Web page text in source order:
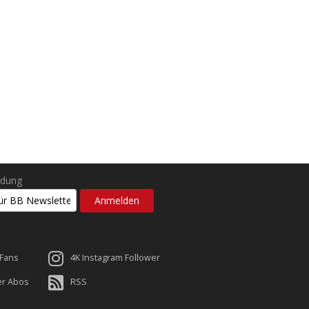
4K Instagram Follower
Abos RSS